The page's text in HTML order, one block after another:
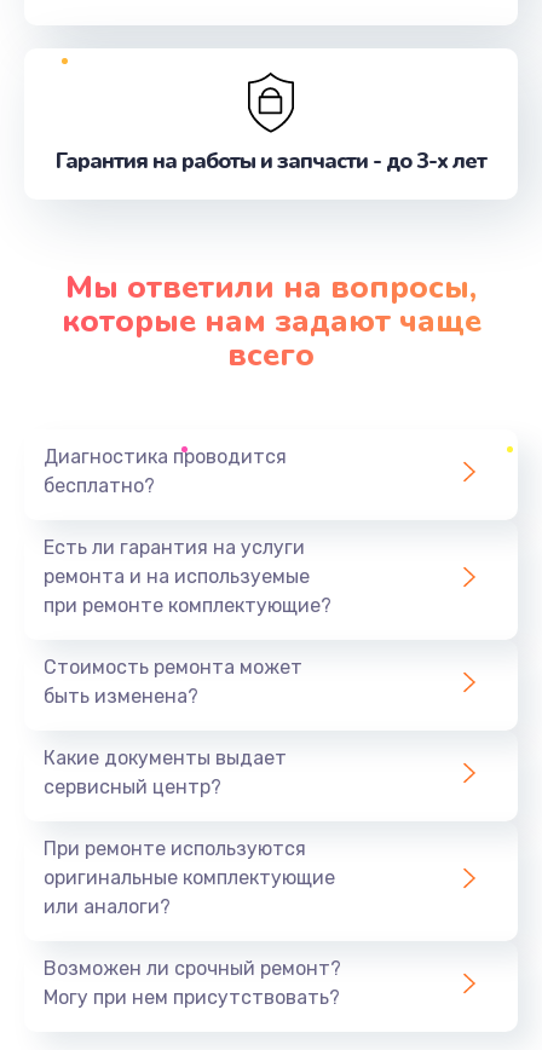
Гарантия на работы и запчасти - до 3-х лет
Мы ответили на вопросы,
которые нам задают чаще
всего
Диагностика проводится
бесплатно?
Есть ли гарантия на услуги
ремонта и на используемые
при ремонте комплектующие?
Стоимость ремонта может
быть изменена?
Какие документы выдает
сервисный центр?
При ремонте используются
оригинальные комплектующие
или аналоги?
Возможен ли срочный ремонт?
Могу при нем присутствовать?